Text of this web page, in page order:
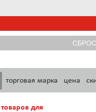
торговая марка цена
для